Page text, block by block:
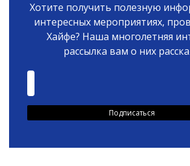
Хотите получить полезную
интересных мероприятиях,
Хайфе? Наша многолетняя
рассылка вам о них